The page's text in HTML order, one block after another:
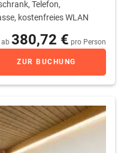
Telefon,
kostenfreies WLAN
ab 380,72 € pro Person
ZUR BUCHUNG